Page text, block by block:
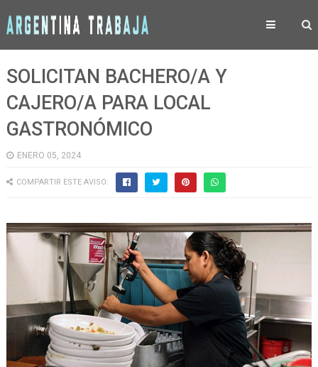
SOLICITAN BACHERO/A Y
CAJERO/A PARA LOCAL
GASTRONÓMICO
ENERO 05, 2024
COMPARTIR ESTE AVISO: